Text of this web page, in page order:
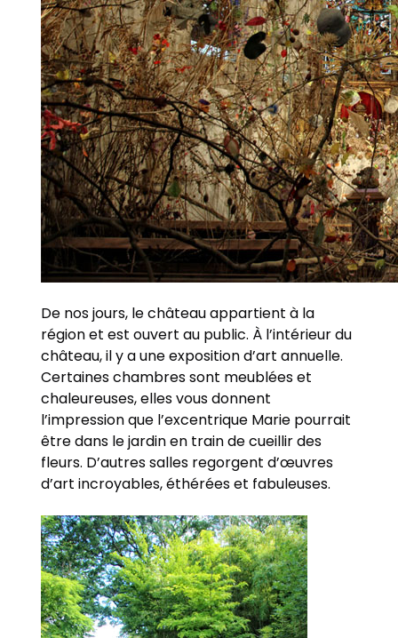
De nos jours, le château appartient à la
région et est ouvert au public. À l’intérieur du
château, il y a une exposition d’art annuelle.
Certaines chambres sont meublées et
chaleureuses, elles vous donnent
l’impression que l’excentrique Marie pourrait
être dans le jardin en train de cueillir des
fleurs. D’autres salles regorgent d’œuvres
d’art incroyables, éthérées et fabuleuses.